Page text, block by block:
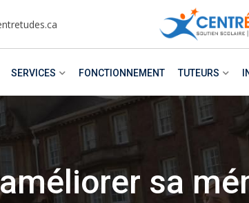
SERVICES FONCTIONNEMENT TUTEURS
sa